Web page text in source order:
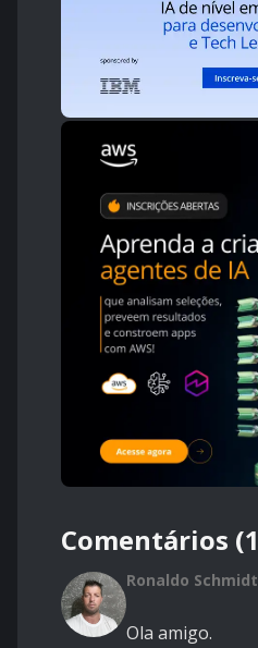
Comentários
Ronaldo
Ola amigo.